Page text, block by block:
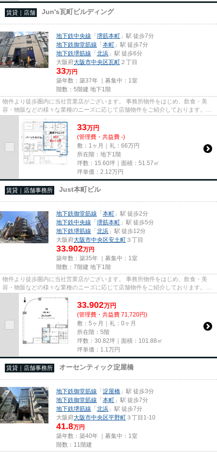
賃貸｜店舗 Jun's瓦町ビルディング
地下鉄中央線 「堺筋本町 」駅 徒歩7分
地下鉄御堂筋線 「本町 」駅 徒歩7分
地下鉄堺筋線 「北浜 」駅 徒歩6分
大阪府大阪市中央区瓦町 ２丁目
33万円
築年数：築37年 ｜募集中： 1室
階数：5階建 地下1階
物件より徒歩圏内に当社営業店がございます。 事務所物件をはじめ、飲食・美
容・物販などの様々な業種のニーズに応じて店舗物件をご紹介しております。
尚、弊社ではおとり広告は一切...
33万円
(管理費・共益費 -)
敷：1ヶ月｜礼：66万円
所在階：地下1階
坪数：15.60坪｜面積：51.57㎡
坪単価： 2.12万円
賃貸｜店舗事務所 Just本町ビル
地下鉄御堂筋線 「本町 」駅 徒歩2分
地下鉄中央線 「堺筋本町 」駅 徒歩5分
地下鉄堺筋線 「北浜 」駅 徒歩12分
大阪府大阪市中央区安土町 ３丁目
33.902万円
築年数：築35年 ｜募集中： 1室
階数：7階建 地下1階
物件より徒歩圏内に当社営業店がございます。 事務所物件をはじめ、飲食・美
容・物販などの様々な業種のニーズに応じて店舗物件をご紹介しております。
尚、弊社ではおとり広告は一切...
33.902万円
(管理費・共益費 71,720円)
敷：5ヶ月｜礼：0ヶ月
所在階：5階
坪数：30.82坪｜面積：101.88㎡
坪単価： 1.1 万円
賃貸｜店舗事務所 オーセンティック淀屋橋
地下鉄御堂筋線 「淀屋橋 」駅 徒歩3分
地下鉄御堂筋線 「本町 」駅 徒歩7分
地下鉄堺筋線 「北浜 」駅 徒歩7分
大阪府大阪市中央区平野町 ３丁目1-10
41.8万円
築年数：築40年 ｜募集中： 1室
階数：11階建